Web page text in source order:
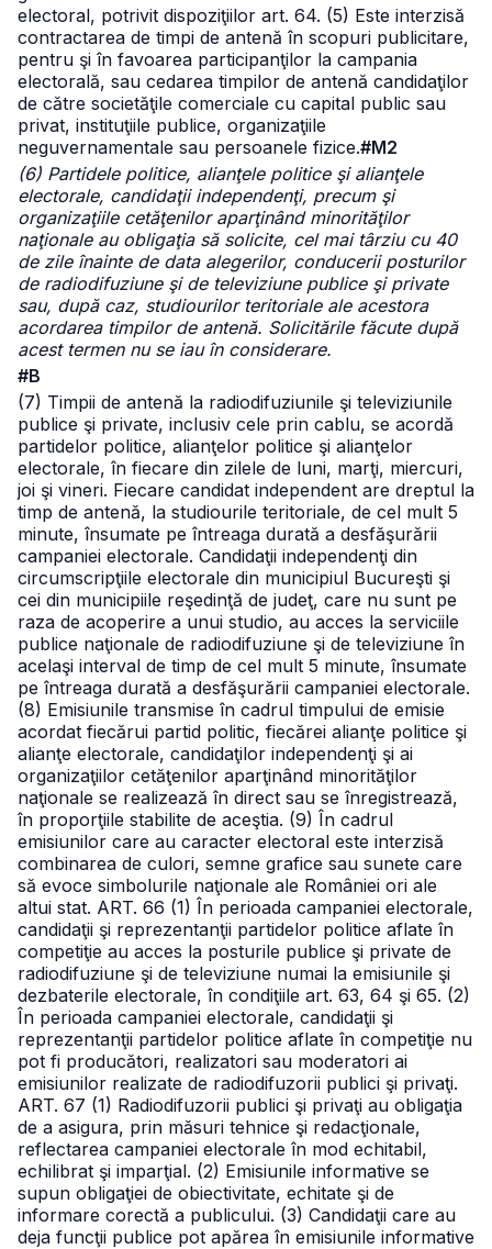
electoral, potrivit dispoziţiilor art. 64. (5) Este interzisă
contractarea de timpi de antenă în scopuri publicitare,
pentru şi în favoarea participanţilor la campania
electorală, sau cedarea timpilor de antenă candidaţilor
de către societăţile comerciale cu capital public sau
privat, instituţiile publice, organizaţiile
neguvernamentale sau persoanele fizice.#M2
(6) Partidele politice, alianţele politice şi alianţele
electorale, candidaţii independenţi, precum şi
organizaţiile cetăţenilor aparţinând minorităţilor
naţionale au obligaţia să solicite, cel mai târziu cu 40
de zile înainte de data alegerilor, conducerii posturilor
de radiodifuziune şi de televiziune publice şi private
sau, după caz, studiourilor teritoriale ale acestora
acordarea timpilor de antenă. Solicitările făcute după
acest termen nu se iau în considerare.
#B
(7) Timpii de antenă la radiodifuziunile şi televiziunile
publice şi private, inclusiv cele prin cablu, se acordă
partidelor politice, alianţelor politice şi alianţelor
electorale, în fiecare din zilele de luni, marţi, miercuri,
joi şi vineri. Fiecare candidat independent are dreptul la
timp de antenă, la studiourile teritoriale, de cel mult 5
minute, însumate pe întreaga durată a desfăşurării
campaniei electorale. Candidaţii independenţi din
circumscripţiile electorale din municipiul Bucureşti şi
cei din municipiile reşedinţă de judeţ, care nu sunt pe
raza de acoperire a unui studio, au acces la serviciile
publice naţionale de radiodifuziune şi de televiziune în
acelaşi interval de timp de cel mult 5 minute, însumate
pe întreaga durată a desfăşurării campaniei electorale.
(8) Emisiunile transmise în cadrul timpului de emisie
acordat fiecărui partid politic, fiecărei alianţe politice şi
alianţe electorale, candidaţilor independenţi şi ai
organizaţiilor cetăţenilor aparţinând minorităţilor
naţionale se realizează în direct sau se înregistrează,
în proporţiile stabilite de aceştia. (9) În cadrul
emisiunilor care au caracter electoral este interzisă
combinarea de culori, semne grafice sau sunete care
să evoce simbolurile naţionale ale României ori ale
altui stat. ART. 66 (1) În perioada campaniei electorale,
candidaţii şi reprezentanţii partidelor politice aflate în
competiţie au acces la posturile publice şi private de
radiodifuziune şi de televiziune numai la emisiunile şi
dezbaterile electorale, în condiţiile art. 63, 64 şi 65. (2)
În perioada campaniei electorale, candidaţii şi
reprezentanţii partidelor politice aflate în competiţie nu
pot fi producători, realizatori sau moderatori ai
emisiunilor realizate de radiodifuzorii publici şi privaţi.
ART. 67 (1) Radiodifuzorii publici şi privaţi au obligaţia
de a asigura, prin măsuri tehnice şi redacţionale,
reflectarea campaniei electorale în mod echitabil,
echilibrat şi imparţial. (2) Emisiunile informative se
supun obligaţiei de obiectivitate, echitate şi de
informare corectă a publicului. (3) Candidaţii care au
deja funcţii publice pot apărea în emisiunile informative